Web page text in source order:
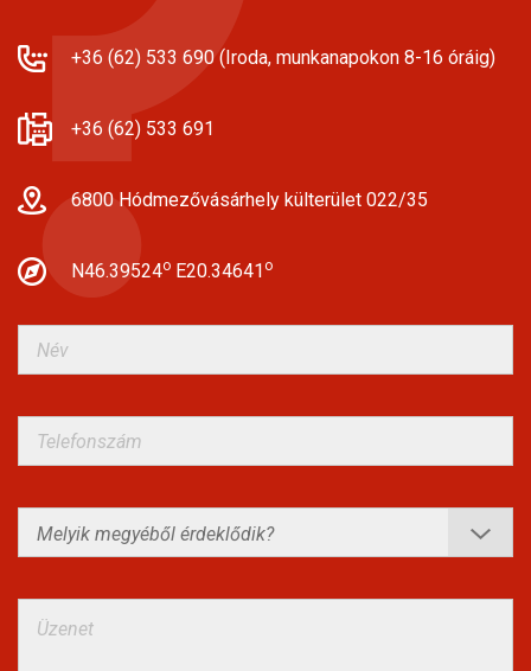
+36 (62) 533 690 (Iroda, munkanapokon 8-16 óráig)
+36 (62) 533 691
6800 Hódmezővásárhely külterület 022/35
N46.39524o E20.34641 o